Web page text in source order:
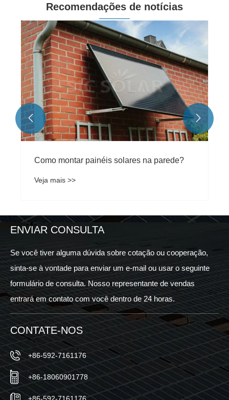
Recomendações de notícias
Como montar painéis solares na parede?
Veja mais >>
 
ENVIAR CONSULTA
Se você tiver alguma dúvida sobre cotação ou cooperação,
sinta-se à vontade para enviar um e-mail ou usar o seguinte
formulário de consulta. Nosso representante de vendas
entrará em contato com você dentro de 24 horas.
CONTATE-NOS
+86-592-7161176
+86-18060901778